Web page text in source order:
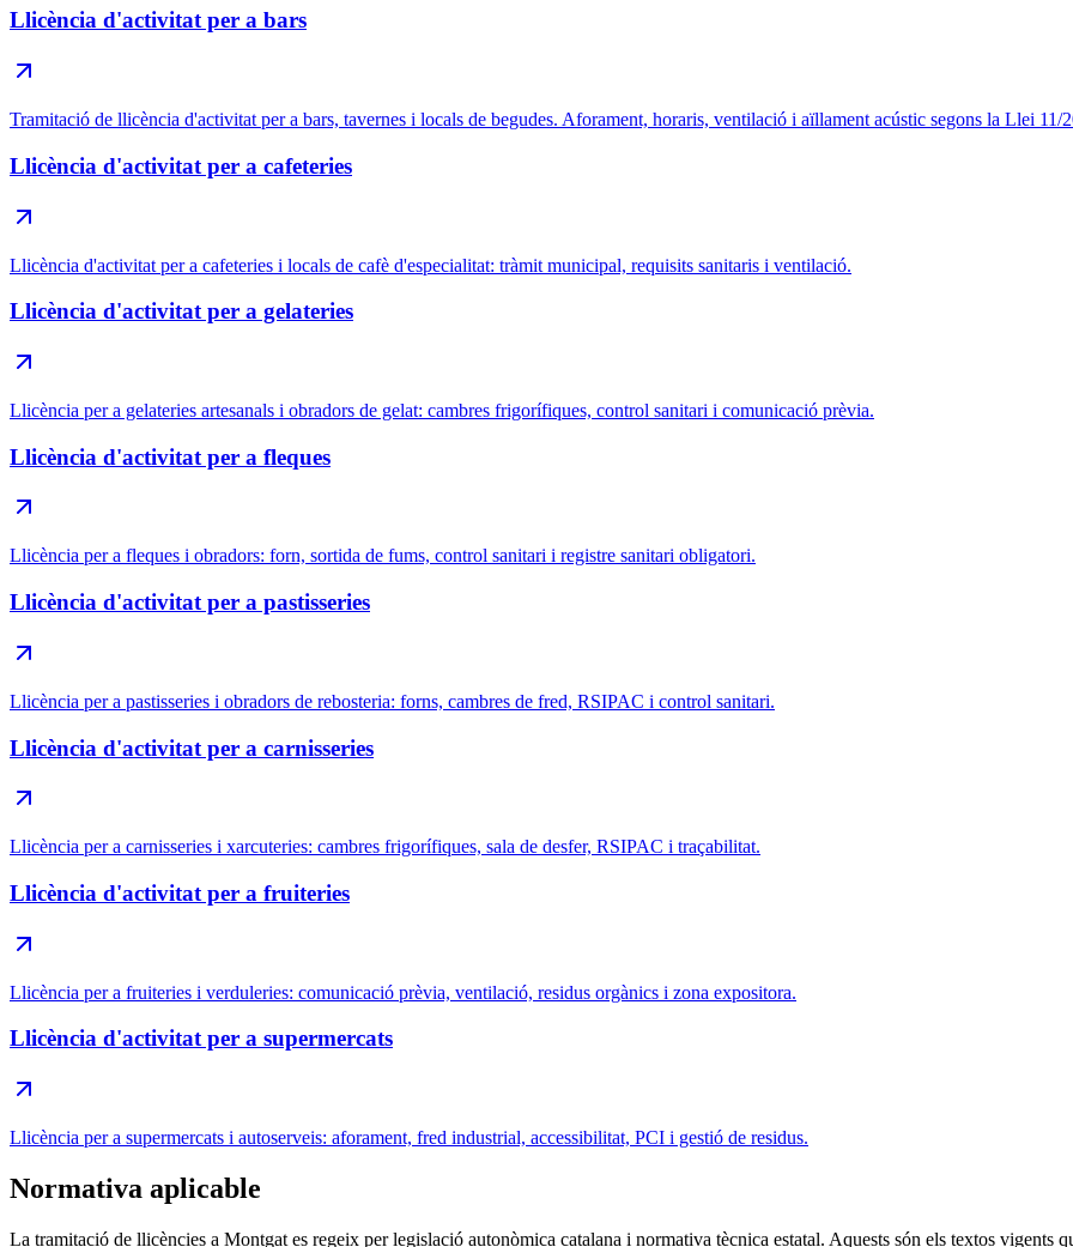
Llicència d'activitat per a bars
Tramitació de llicència d'activitat per a bars, tavernes i locals de begudes. Aforament, horaris, ventilació i aïllament acústic segons la Llei 11/
Llicència d'activitat per a cafeteries
Llicència d'activitat per a cafeteries i locals de cafè d'especialitat: tràmit municipal, requisits sanitaris i ventilació.
Llicència d'activitat per a gelateries
Llicència per a gelateries artesanals i obradors de gelat: cambres frigorífiques, control sanitari i comunicació prèvia.
Llicència d'activitat per a fleques
Llicència per a fleques i obradors: forn, sortida de fums, control sanitari i registre sanitari obligatori.
Llicència d'activitat per a pastisseries
Llicència per a pastisseries i obradors de rebosteria: forns, cambres de fred, RSIPAC i control sanitari.
Llicència d'activitat per a carnisseries
Llicència per a carnisseries i xarcuteries: cambres frigorífiques, sala de desfer, RSIPAC i traçabilitat.
Llicència d'activitat per a fruiteries
Llicència per a fruiteries i verduleries: comunicació prèvia, ventilació, residus orgànics i zona expositora.
Llicència d'activitat per a supermercats
Llicència per a supermercats i autoserveis: aforament, fred industrial, accessibilitat, PCI i gestió de residus.
Normativa aplicable
La tramitació de llicències a Montgat es regeix per legislació autonòmica catalana i normativa tècnica estatal. Aquests són els textos vigents